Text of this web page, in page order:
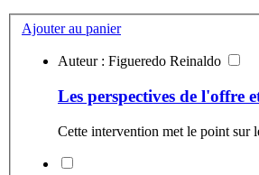
Ajouter au panier
Auteur : Figueredo Reinaldo
Les perspectives de l'offre
Cette intervention met le point sur